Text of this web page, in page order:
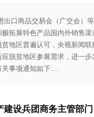
出口商品交易会（广交会）
拓展特色产品国内外销售
地区普遍认可，央视新闻
脱贫地区参展需求，进一
事项通知如下:...
设兵团商务主管部